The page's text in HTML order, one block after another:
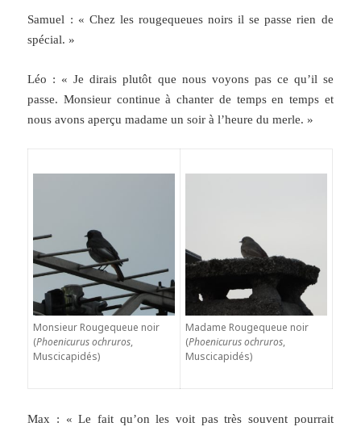
Samuel : « Chez les rougequeues noirs il se passe rien de
spécial. »
Léo : « Je dirais plutôt que nous voyons pas ce qu’il se
passe. Monsieur continue à chanter de temps en temps et
nous avons aperçu madame un soir à l’heure du merle. »
Monsieur Rougequeue noir
(Phoenicurus ochruros,
Muscicapidés)
Madame Rougequeue noir
(Phoenicurus ochruros,
Muscicapidés)
Max : « Le fait qu’on les voit pas très souvent pourrait